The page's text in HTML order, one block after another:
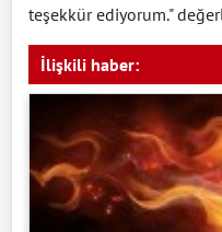
teşekkür ediyorum."
İlişkili haber: